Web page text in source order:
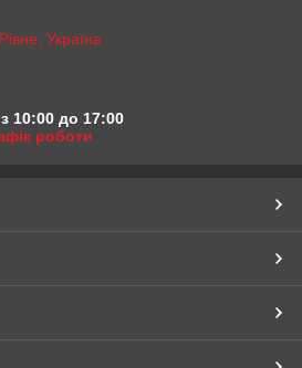
Україна
10:00 до 17:00
роботи